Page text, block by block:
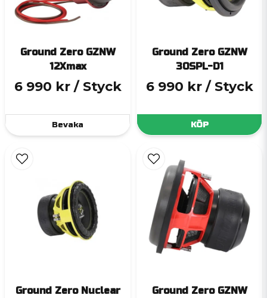
Ground Zero GZNW
12Xmax
6 990 kr / Styck
Bevaka
Ground Zero GZNW
30SPL-D1
6 990 kr / Styck
KÖP
Ground Zero Nuclear
Ground Zero GZNW